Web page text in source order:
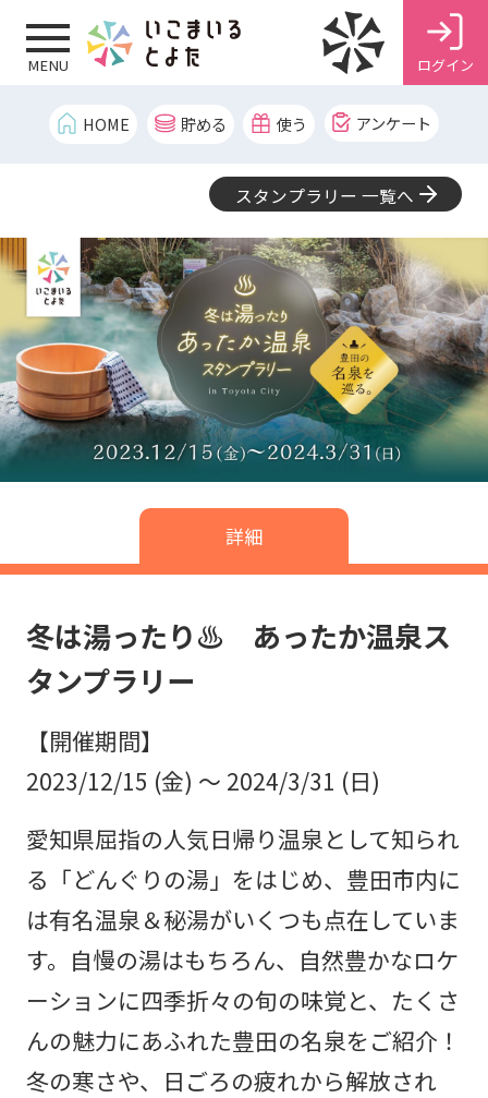
MENU ログイン
HOME 貯める 使う アンケート
スタンプラリー 一覧へ
詳細
冬は湯ったり♨ あったか温泉ス
タンプラリー
【開催期間】
2023/12/15 (金) ～ 2024/3/31 (日)
愛知県屈指の人気日帰り温泉として知られ
る「どんぐりの湯」をはじめ、豊田市内に
は有名温泉＆秘湯がいくつも点在していま
す。自慢の湯はもちろん、自然豊かなロケ
ーションに四季折々の旬の味覚と、たくさ
んの魅力にあふれた豊田の名泉をご紹介！
冬の寒さや、日ごろの疲れから解放され